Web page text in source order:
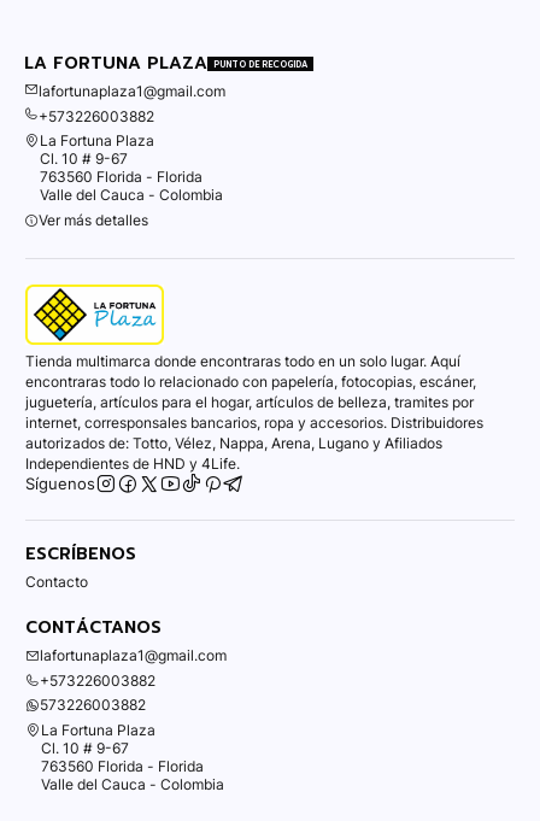
LA FORTUNA PLAZA PUNTO DE RECOGIDA
lafortunaplaza1@gmail.com
+573226003882
La Fortuna Plaza
Cl. 10 # 9-67
763560 Florida - Florida
Valle del Cauca - Colombia
Ver más detalles
Tienda multimarca donde encontraras todo en un solo lugar. Aquí
encontraras todo lo relacionado con papelería, fotocopias, escáner,
juguetería, artículos para el hogar, artículos de belleza, tramites por
internet, corresponsales bancarios, ropa y accesorios. Distribuidores
autorizados de: Totto, Vélez, Nappa, Arena, Lugano y Afiliados
Independientes de HND y 4Life.
Síguenos
ESCRÍBENOS
Contacto
CONTÁCTANOS
lafortunaplaza1@gmail.com
+573226003882
573226003882
La Fortuna Plaza
Cl. 10 # 9-67
763560 Florida - Florida
Valle del Cauca - Colombia